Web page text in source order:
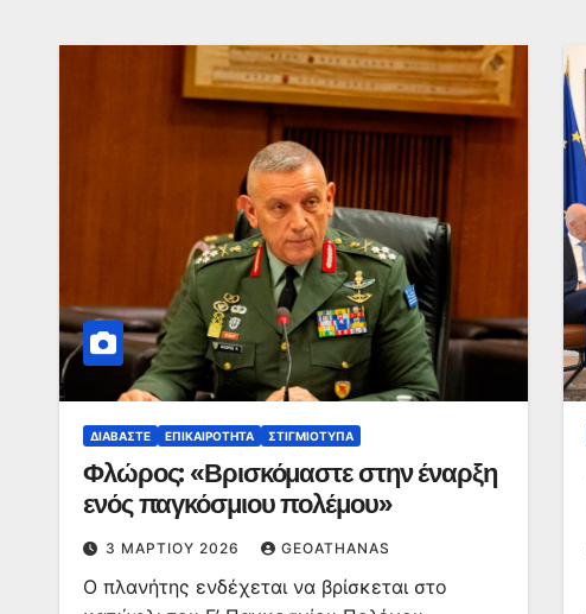
ΔΙΑΒΆΣΤΕ ΕΠΙΚΑΙΡΌΤΗΤΑ ΣΤΙΓΜΙΌΤΥΠΑ
Φλώρος: «Βρισκόμαστε στην έναρξη
ενός παγκόσμιου πολέμου»
3 ΜΑΡΤΊΟΥ 2026 GEOATHANAS
Ο πλανήτης ενδέχεται να βρίσκεται στο